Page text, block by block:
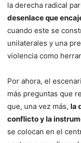
la derecha radical
desenlace que
cuando este se
unilaterales y una
violencia como
Por ahora, el
más preguntas que
que, una vez más, la
conflicto y la
se colocan en el